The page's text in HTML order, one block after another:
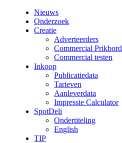
Nieuws
Onderzoek
Creatie
Adverteerders
Commercial Prikbord
Commercial testen
Inkoop
Publicatiedata
Tarieven
Aanleverdata
Impressie Calculator
SpotDeli
Ondertiteling
English
TIP